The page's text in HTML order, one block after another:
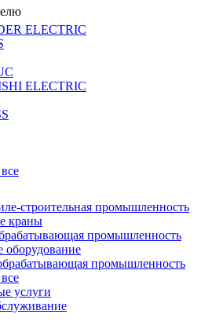
ELECTRIC
ELECTRIC
строительная промышленность
краны
промышленность
оборудование
промышленность
услуги